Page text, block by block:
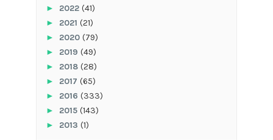
► 2022 (41)
► 2021 (21)
► 2020 (79)
► 2019 (49)
► 2018 (28)
► 2017 (65)
► 2016 (333)
► 2015 (143)
► 2013 (1)